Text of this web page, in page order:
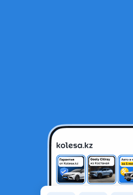
Subaru Legacy 2010 года